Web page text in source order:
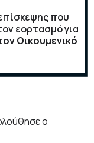
που
εορτασμό για
Οικουμενικό
ο